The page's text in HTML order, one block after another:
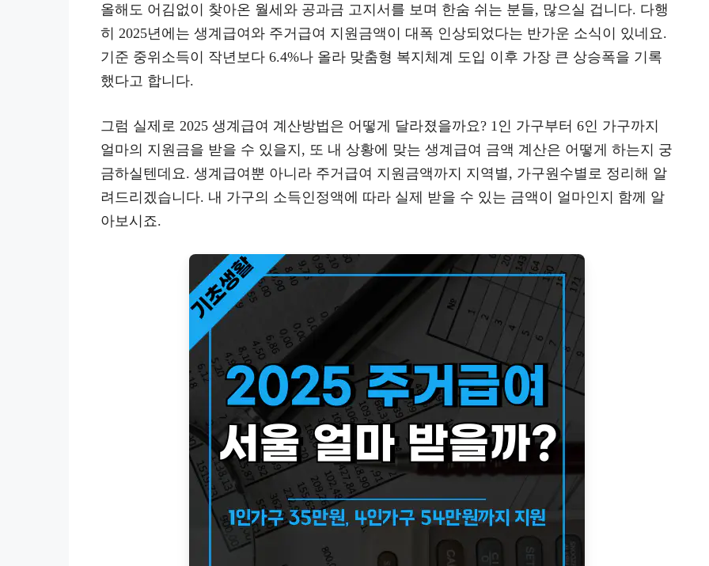
gr
a
m
tt
er
eb
oo
k
올해도 어김없이 찾아온 월세와 공과금 고지서를 보며 한숨 쉬는 분들, 많으실 겁니다. 다행
히 2025년에는 생계급여와 주거급여 지원금액이 대폭 인상되었다는 반가운 소식이 있네요.
기준 중위소득이 작년보다 6.4%나 올라 맞춤형 복지체계 도입 이후 가장 큰 상승폭을 기록
했다고 합니다.
그럼 실제로 2025 생계급여 계산방법은 어떻게 달라졌을까요? 1인 가구부터 6인 가구까지
얼마의 지원금을 받을 수 있을지, 또 내 상황에 맞는 생계급여 금액 계산은 어떻게 하는지 궁
금하실텐데요. 생계급여뿐 아니라 주거급여 지원금액까지 지역별, 가구원수별로 정리해 알
려드리겠습니다. 내 가구의 소득인정액에 따라 실제 받을 수 있는 금액이 얼마인지 함께 알
아보시죠.